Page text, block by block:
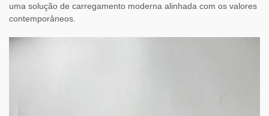
uma solução de carregamento moderna alinhada com os valores
contemporâneos.